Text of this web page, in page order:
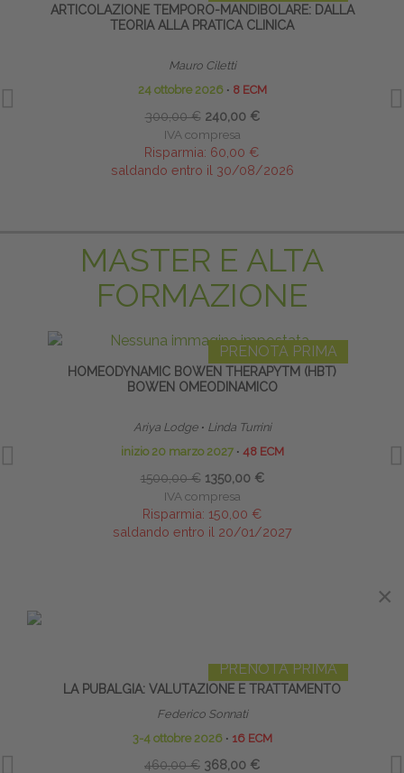
ARTICOLAZIONE TEMPORO-MANDIBOLARE: DALLA
TEORIA ALLA PRATICA CLINICA
Mauro Ciletti
24 ottobre 2026 ∙ 8 ECM
300,00 € 240,00 €
IVA compresa
Risparmia: 60,00 €
saldando entro il 30/08/2026
MASTER E ALTA
FORMAZIONE
PRENOTA PRIMA
HOMEODYNAMIC BOWEN THERAPYTM (HBT)
BOWEN OMEODINAMICO
Ariya Lodge ∙ Linda Turrini
inizio 20 marzo 2027 ∙ 48 ECM
1500,00 € 1350,00 €
IVA compresa
Risparmia: 150,00 €
saldando entro il 20/01/2027
PRENOTA PRIMA
LA PUBALGIA: VALUTAZIONE E TRATTAMENTO
Federico Sonnati
3-4 ottobre 2026 ∙ 16 ECM
460,00 € 368,00 €
×
×